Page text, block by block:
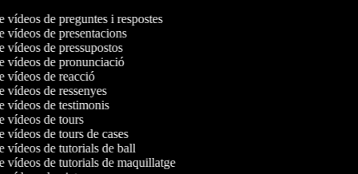
vídeos de preguntes i respostes
vídeos de presentacions
vídeos de pressupostos
vídeos de pronunciació
vídeos de reacció
vídeos de ressenyes
vídeos de testimonis
vídeos de tours
vídeos de tours de cases
vídeos de tutorials de ball
vídeos de tutorials de maquillatge